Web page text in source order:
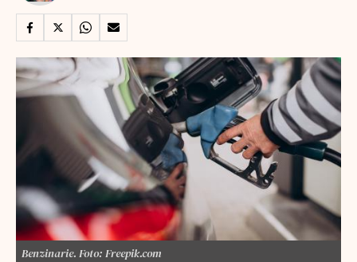
Benzinarie. Foto: Freepik.com